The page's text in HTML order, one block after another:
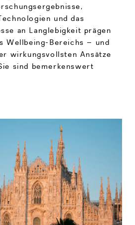
und das
an Langlebigkeit prägen
Wellbeing-Bereichs – und
wirkungsvollsten Ansätze
sind bemerkenswert